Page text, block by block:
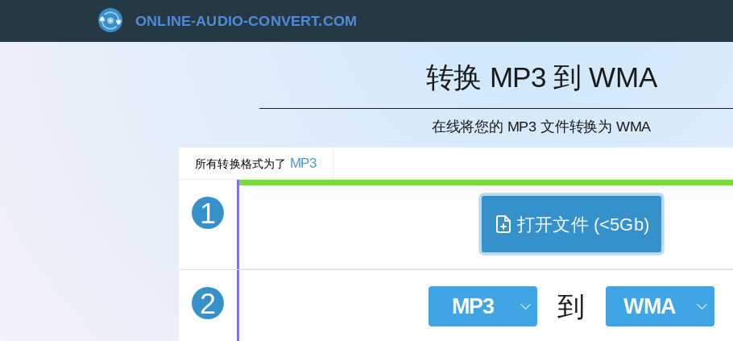
ONLINE-AUDIO-CONVERT.COM
转换 MP3 到 WMA
在线将您的 MP3 文件转换为 WMA
所有转换格式为了 MP3
1
取消
打开文件 (<5Gb)
2 MP3 到 WMA